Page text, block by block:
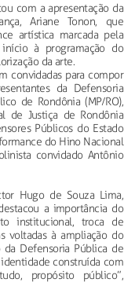
com a apresentação da
Ariane Tonon, que
artística marcada pela
à programação do
da arte.
convidadas para compor
da Defensoria
de Rondônia (MP/RO),
de Justiça de Rondônia
Públicos do Estado
do Hino Nacional
convidado Antônio
Hugo de Souza Lima,
a importância do
institucional, troca de
voltadas à ampliação do
da Defensoria Pública de
construída com
propósito público”,